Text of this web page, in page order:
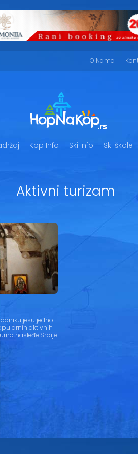
O Nama
Kop Info Ski info Ski škole
Aktivni turizam
jesu jedno
aktivnih
nasleđe Srbije